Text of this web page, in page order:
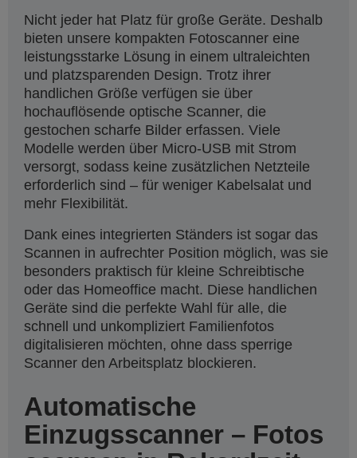
Nicht jeder hat Platz für große Geräte. Deshalb
bieten unsere kompakten Fotoscanner eine
leistungsstarke Lösung in einem ultraleichten
und platzsparenden Design. Trotz ihrer
handlichen Größe verfügen sie über
hochauflösende optische Scanner, die
gestochen scharfe Bilder erfassen. Viele
Modelle werden über Micro-USB mit Strom
versorgt, sodass keine zusätzlichen Netzteile
erforderlich sind – für weniger Kabelsalat und
mehr Flexibilität.
Dank eines integrierten Ständers ist sogar das
Scannen in aufrechter Position möglich, was sie
besonders praktisch für kleine Schreibtische
oder das Homeoffice macht. Diese handlichen
Geräte sind die perfekte Wahl für alle, die
schnell und unkompliziert Familienfotos
digitalisieren möchten, ohne dass sperrige
Scanner den Arbeitsplatz blockieren.
Automatische
Einzugsscanner – Fotos